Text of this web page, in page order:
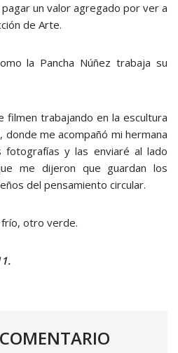
un valor agregado por ver a
de Arte.
la Pancha Núñez trabaja su
filmen trabajando en la escultura
donde me acompañó mi hermana
fotografías y las enviaré al lado
me dijeron que guardan los
del pensamiento circular.
otro verde.